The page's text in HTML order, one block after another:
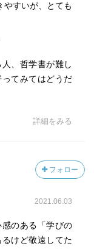
やすいが、とても
、哲学書が難し
てみてはどうだ
詳細をみる
フォロー
2021.06.03
のある「学びの
けど敬遠してた